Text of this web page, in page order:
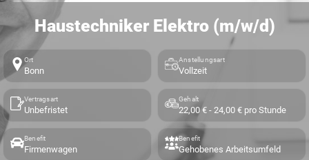
Haustechniker Elektro (m/w/d)
Ort
Bonn
Anstellungsart
Vollzeit
Vertragsart
Unbefristet
Gehalt
22,00 € - 24,00 € pro Stunde
Benefit
Firmenwagen
Benefit
Gehobenes Arbeitsumfeld